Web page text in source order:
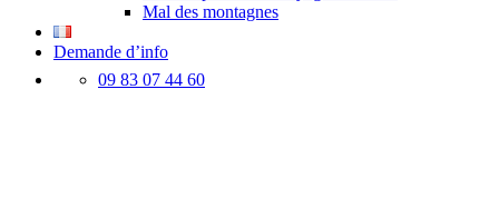
Mal des montagnes
Demande d’info
09 83 07 44 60